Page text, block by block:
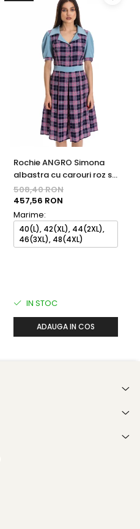
Rochie ANGRO Simona
albastra cu carouri roz si
bleumarin
508,40 RON
457,56 RON
Marime:
40(L), 42(XL), 44(2XL),
46(3XL), 48(4XL)
IN STOC
ADAUGA IN COS